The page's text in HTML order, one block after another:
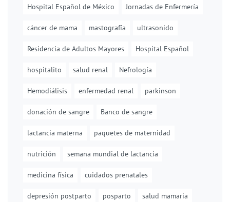
Hospital Español de México Jornadas de Enfermería
cáncer de mama mastografía ultrasonido
Residencia de Adultos Mayores Hospital Español
hospitalito salud renal Nefrología
Hemodiálisis enfermedad renal parkinson
donación de sangre Banco de sangre
lactancia materna paquetes de maternidad
nutrición semana mundial de lactancia
medicina física cuidados prenatales
depresión postparto posparto salud mamaria